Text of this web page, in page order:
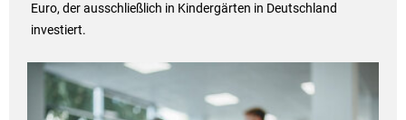
Euro, der ausschließlich in Kindergärten in Deutschland
investiert.